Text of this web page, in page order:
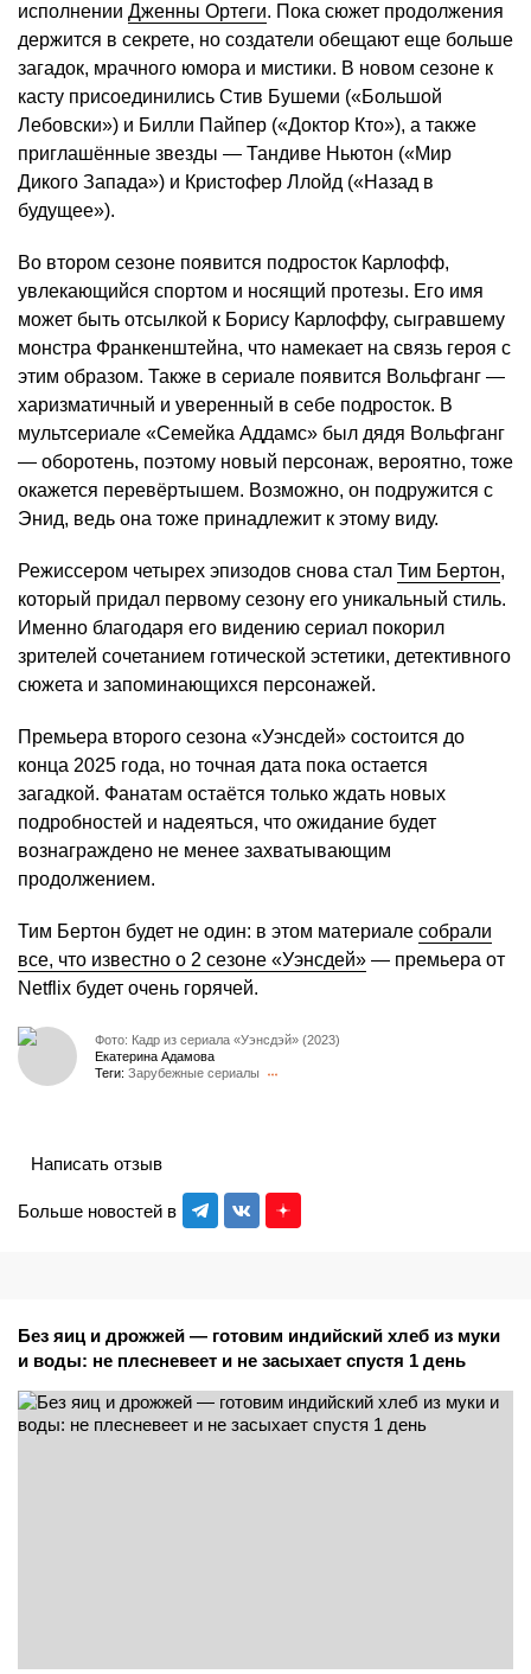
исполнении Дженны Ортеги. Пока сюжет продолжения
держится в секрете, но создатели обещают еще больше
загадок, мрачного юмора и мистики. В новом сезоне к
касту присоединились Стив Бушеми («Большой
Лебовски») и Билли Пайпер («Доктор Кто»), а также
приглашённые звезды — Тандиве Ньютон («Мир
Дикого Запада») и Кристофер Ллойд («Назад в
будущее»).
Во втором сезоне появится подросток Карлофф,
увлекающийся спортом и носящий протезы. Его имя
может быть отсылкой к Борису Карлоффу, сыгравшему
монстра Франкенштейна, что намекает на связь героя с
этим образом. Также в сериале появится Вольфганг —
харизматичный и уверенный в себе подросток. В
мультсериале «Семейка Аддамс» был дядя Вольфганг
— оборотень, поэтому новый персонаж, вероятно, тоже
окажется перевёртышем. Возможно, он подружится с
Энид, ведь она тоже принадлежит к этому виду.
Режиссером четырех эпизодов снова стал Тим Бертон,
который придал первому сезону его уникальный стиль.
Именно благодаря его видению сериал покорил
зрителей сочетанием готической эстетики, детективного
сюжета и запоминающихся персонажей.
Премьера второго сезона «Уэнсдей» состоится до
конца 2025 года, но точная дата пока остается
загадкой. Фанатам остаётся только ждать новых
подробностей и надеяться, что ожидание будет
вознаграждено не менее захватывающим
продолжением.
Тим Бертон будет не один: в этом материале собрали
все, что известно о 2 сезоне «Уэнсдей» — премьера от
Netflix будет очень горячей.
Фото: Кадр из сериала «Уэнсдэй» (2023)
Екатерина Адамова
Теги: Зарубежные сериалы
Больше новостей в
Написать отзыв
Без яиц и дрожжей — готовим индийский хлеб из муки
и воды: не плесневеет и не засыхает спустя 1 день